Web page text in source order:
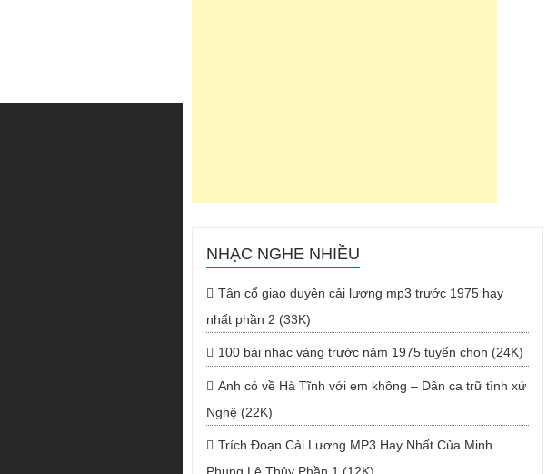
NHẠC NGHE NHIỀU
Tân cổ giao duyên cải lương mp3 trước 1975 hay
nhất phần 2 (33K)
100 bài nhạc vàng trước năm 1975 tuyển chọn (24K)
Anh có về Hà Tĩnh với em không – Dân ca trữ tình xứ
Nghệ (22K)
Trích Đoạn Cải Lương MP3 Hay Nhất Của Minh